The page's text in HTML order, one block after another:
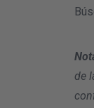
de